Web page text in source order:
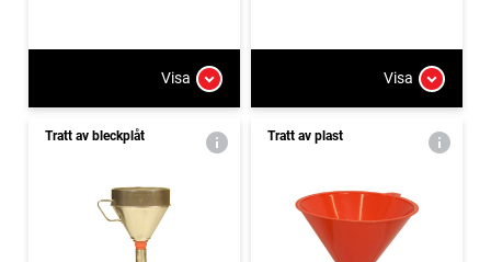
Visa Visa
Tratt av bleckplåt Tratt av plast